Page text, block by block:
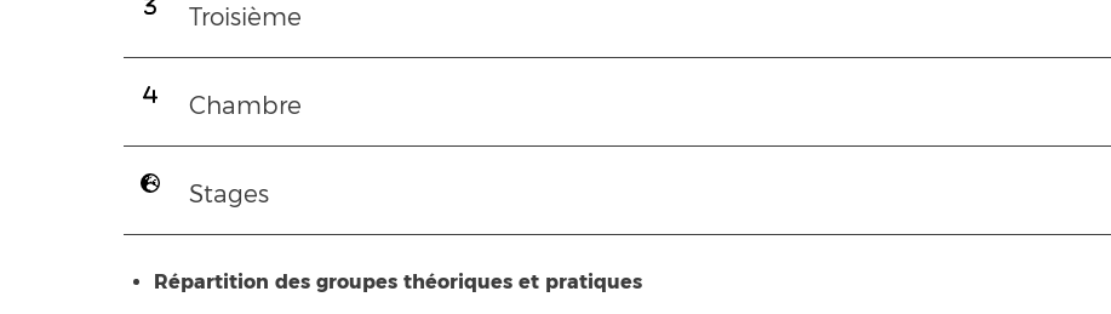
Troisième
Chambre
Stages
Répartition des groupes théoriques et pratiques